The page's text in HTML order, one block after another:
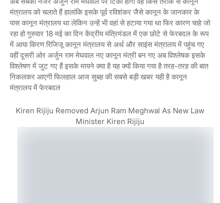
मंत्रालय को चलाते हैं हालांकि इसके पूर्व रविशंकर जैसे कानून के जानकार के
पास कानून मंत्रालय था लेकिन उन्हें भी वहां से हटाया गया था फिर कारण चाहे जो
रहा हो गुरुवार 18 मई का दिन केंद्रीय मंत्रिमंडल में एक छोटे से फेरबदल के रूप
में आया किरण रिजिजू कानून मंत्रालय से अर्थ और साइंस मंत्रालय में पहुंच गए
वहीं दूसरी ओर अर्जुन राम मेघवाल नए कानून मंत्री बन गए अब विश्लेषक इसके
विश्लेषण में जुट गए हैं इसके मायने क्या है यह क्यों किया गया है तरह-तरह की बात
निकलकर आएगी फिलहाल आज सुबह की सबसे बड़ी खबर यही है कानून
मंत्रालय में फेरबदल
Kiren Rijiju Removed Arjun Ram Meghwal As New Law
Minister Kiren Rijiju